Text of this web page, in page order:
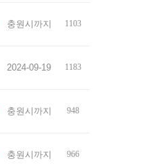
충원시까지 1103
2024-09-19 1183
충원시까지 948
충원시까지 966